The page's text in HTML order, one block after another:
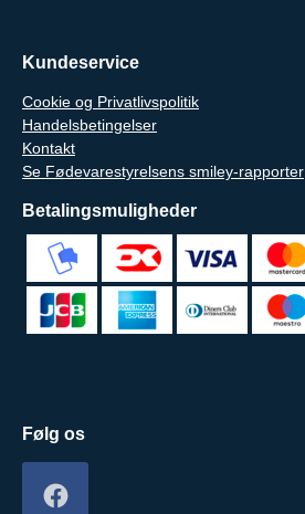
Kundeservice
Cookie og Privatlivspolitik
Handelsbetingelser
Kontakt
Se Fødevarestyrelsens smiley-rapporter
Betalingsmuligheder
Følg os